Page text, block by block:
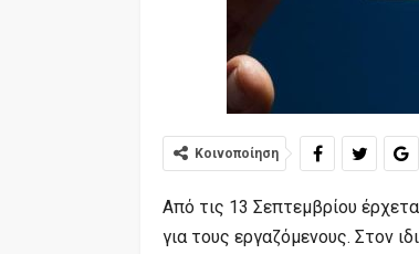
Κοινοποίηση
Από τις 13 Σεπτεμβρίου
για τους εργαζόμενους. Στον